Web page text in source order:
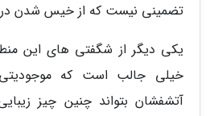
تضمینی نیست که از خیس شدن در
یکی دیگر از شگفتی های این
خیلی جالب است که
آتشفشان بتواند چنین چیز